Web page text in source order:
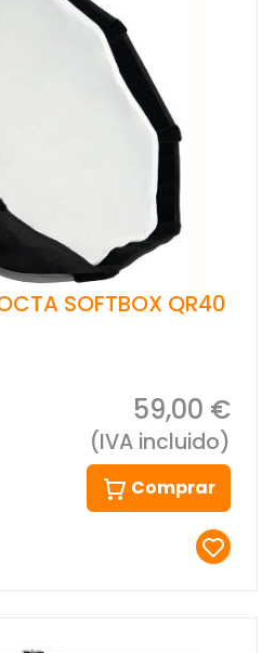
SOFTBOX QR40
59,00 €
(IVA incluido)
Comprar